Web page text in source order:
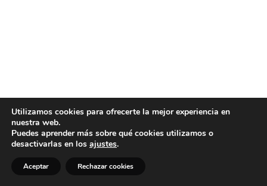
Utilizamos cookies para ofrecerte la mejor experiencia en
nuestra web.
Puedes aprender más sobre qué cookies utilizamos o
desactivarlas en los ajustes.
Aceptar Rechazar cookies